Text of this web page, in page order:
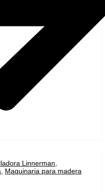
Linnerman
Maquinaria para madera